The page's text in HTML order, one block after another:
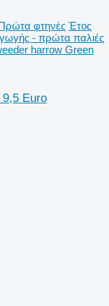
φτηνές Έτος
- πρώτα παλιές
Euro